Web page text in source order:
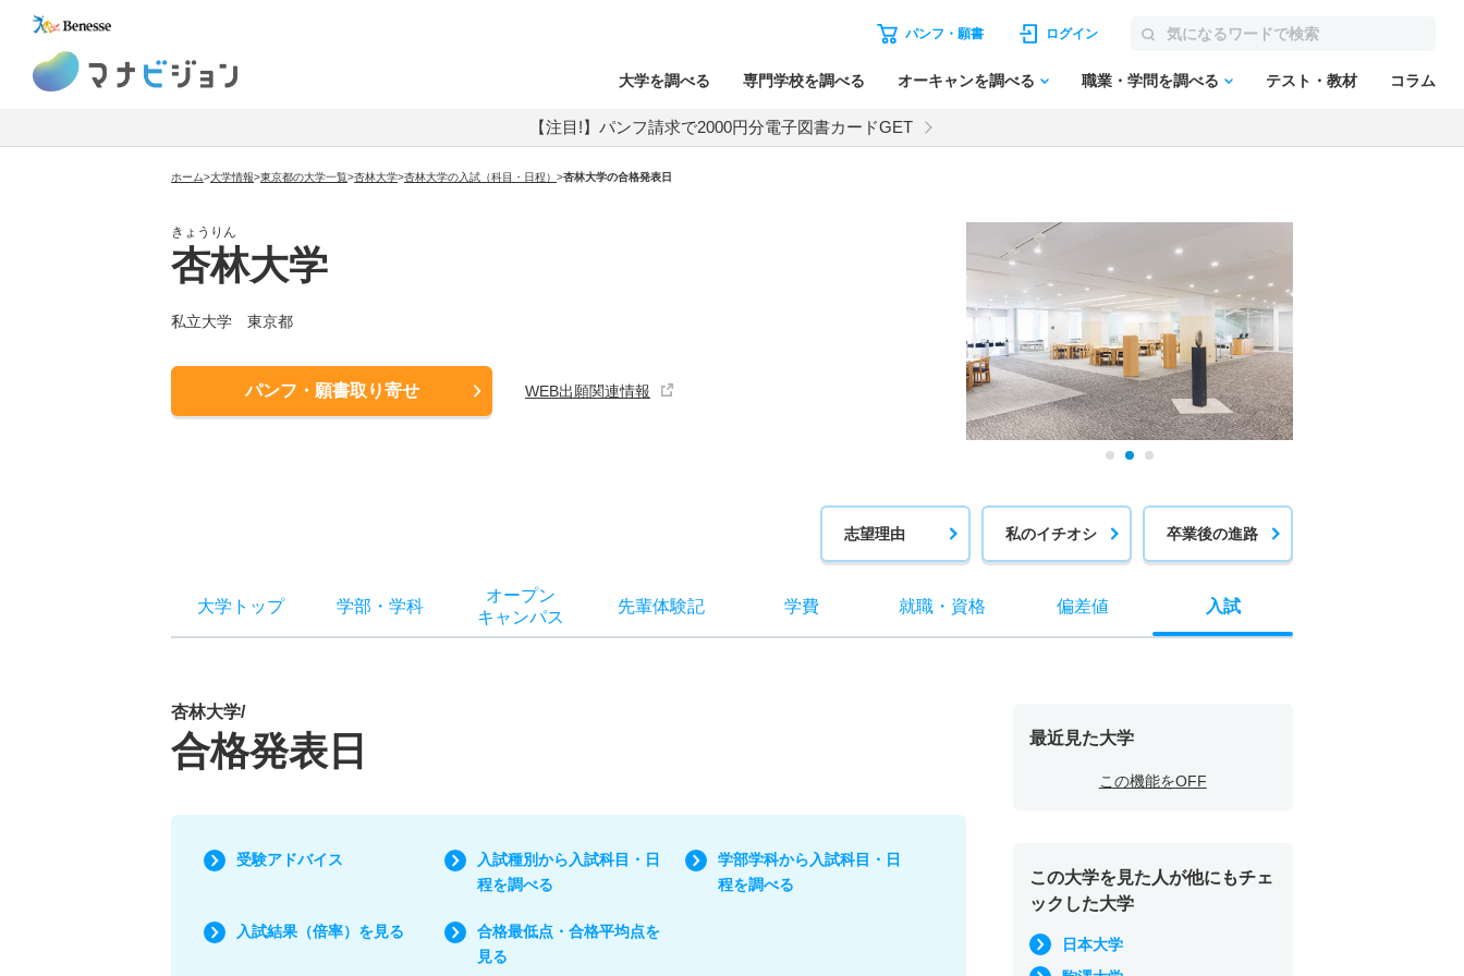
パンフ・願書 ログイン
大学を調べる 専門学校を調べる オーキャンを調べる 職業・学問を調べる テスト・教材 コラム
【注目!】パンフ請求で2000円分電子図書カードGET
ホーム>大学情報>東京都の大学一覧>杏林大学>杏林大学の入試（科目・日程） >杏林大学の合格発表日
きょうりん
杏林大学
私立大学 東京都
パンフ・願書取り寄せ WEB出願関連情報
志望理由 私のイチオシ 卒業後の進路
大学トップ 学部 ・ 学科
オープン
キャンパス
先輩体験記 学費 就職・ 資格 偏差値 入試
杏林大学/
合格発表日
受験アドバイス
入試種別から入試科目・日
程を調べる
学部学科から入試科目・日
程を調べる
入試結果（倍率）を見る
合格最低点・合格平均点を
見る
最近見た大学
この機能をOFF
この大学を見た人が他にもチェ
ックした大学
日本大学